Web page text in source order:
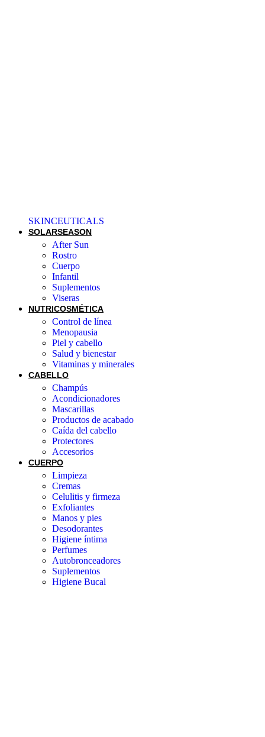
SKINCEUTICALS
SOLARSEASON
After Sun
Rostro
Cuerpo
Infantil
Suplementos
Viseras
NUTRICOSMÉTICA
Control de línea
Menopausia
Piel y cabello
Salud y bienestar
Vitaminas y minerales
CABELLO
Champús
Acondicionadores
Mascarillas
Productos de acabado
Caída del cabello
Protectores
Accesorios
CUERPO
Limpieza
Cremas
Celulitis y firmeza
Exfoliantes
Manos y pies
Desodorantes
Higiene íntima
Perfumes
Autobronceadores
Suplementos
Higiene Bucal